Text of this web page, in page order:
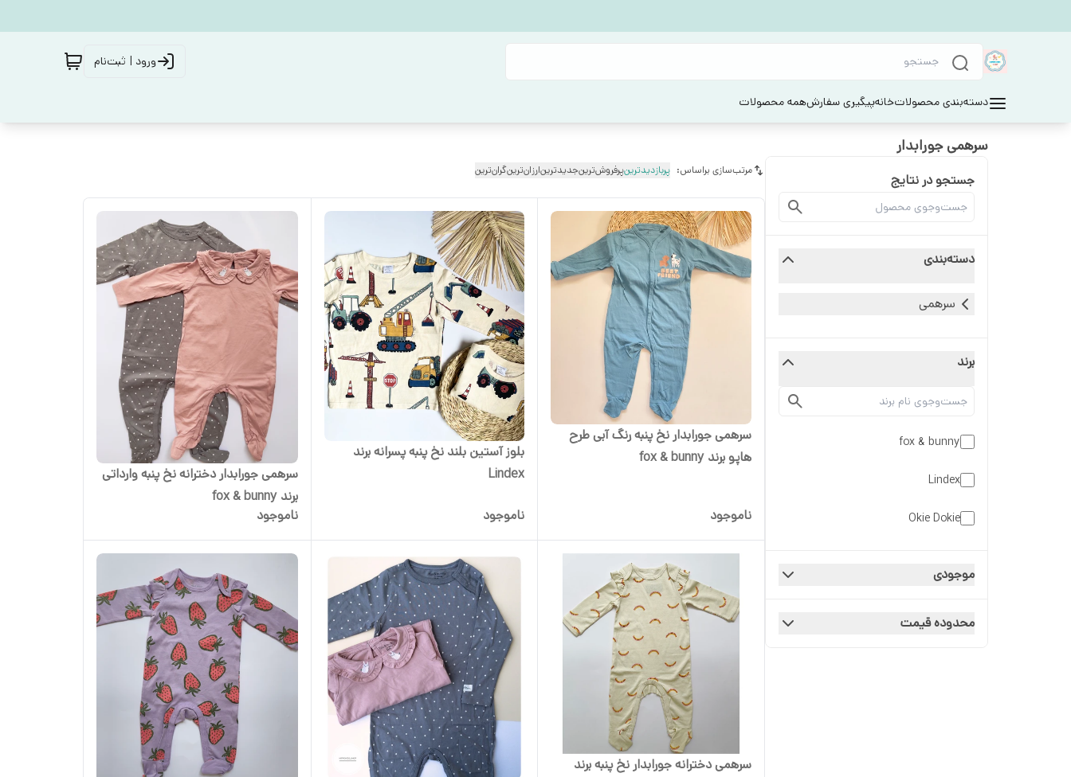
ورود | ثبت‌نام
دسته‌بندی محصولاتخانهپیگیری سفارشهمه محصولات
سرهمی جورابدار
جستجو در نتایج
دسته‌بندی
سرهمی
برند
fox & bunny
Lindex
Okie Dokie
موجودی
محدوده قیمت
مرتب‌سازی براساس: پربازدیدترینپرفروش‌ترینجدیدترینارزان‌ترینگران‌ترین
سرهمی جورابدار نخ پنبه رنگ آبی طرح
هاپو برند fox & bunny
ناموجود
بلوز آستین بلند نخ پنبه پسرانه برند
Lindex
ناموجود
سرهمی جورابدار دخترانه نخ پنبه وارداتی
برند fox & bunny
ناموجود
سرهمی دخترانه جورابدار نخ پنبه برند